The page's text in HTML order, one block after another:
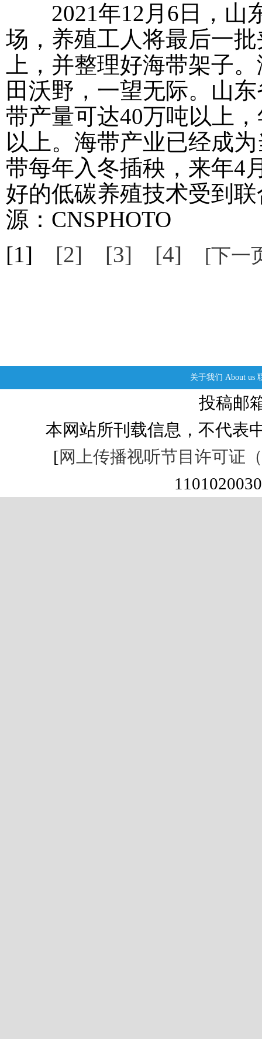
2021年12月6日，山
场，养殖工人将最后一
上，并整理好海带架子
田沃野，一望无际。山
带产量可达40万吨以上
以上。海带产业已经成
带每年入冬插秧，来年4
好的低碳养殖技术受到
源：CNSPHOTO
[1] [2] [3] [4] [下一
关于我们 About us
投稿邮
本网站所刊载信息，不代表
[网上传播视听节目许可证